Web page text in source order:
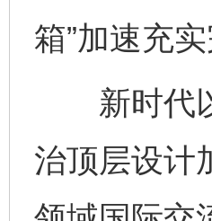
箱”加速充实
新时代以
治顶层设计